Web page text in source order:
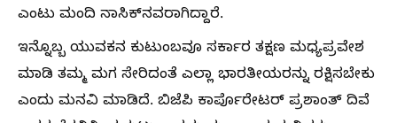
ಎಂಟು ಮಂದಿ ನಾಸಿಕ್‌ನವರಾಗಿದ್ದಾರೆ.
ಇನ್ನೊಬ್ಬ ಯುವಕನ ಕುಟುಂಬವೂ ಸರ್ಕಾರ ತಕ್ಷಣ ಮಧ್ಯಪ್ರವೇಶ
ಮಾಡಿ ತಮ್ಮ ಮಗ ಸೇರಿದಂತೆ ಎಲ್ಲಾ ಭಾರತೀಯರನ್ನು ರಕ್ಷಿಸಬೇಕು
ಎಂದು ಮನವಿ ಮಾಡಿದೆ. ಬಿಜೆಪಿ ಕಾರ್ಪೊರೇಟರ್ ಪ್ರಶಾಂತ್ ದಿವೆ